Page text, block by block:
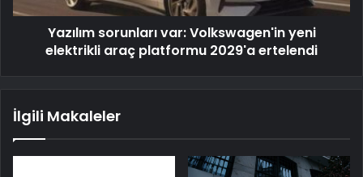
Yazılım sorunları var: Volkswagen'in yeni
elektrikli araç platformu 2029'a ertelendi
İlgili Makaleler